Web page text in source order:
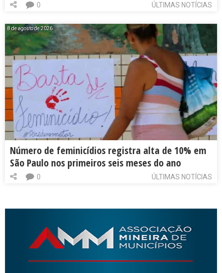
ÚLTIMAS NOTÍCIAS
0
8 de agosto de 2026
Número de feminicídios registra alta de 10% em
São Paulo nos primeiros seis meses do ano
ÚLTIMAS NOTÍCIAS
0